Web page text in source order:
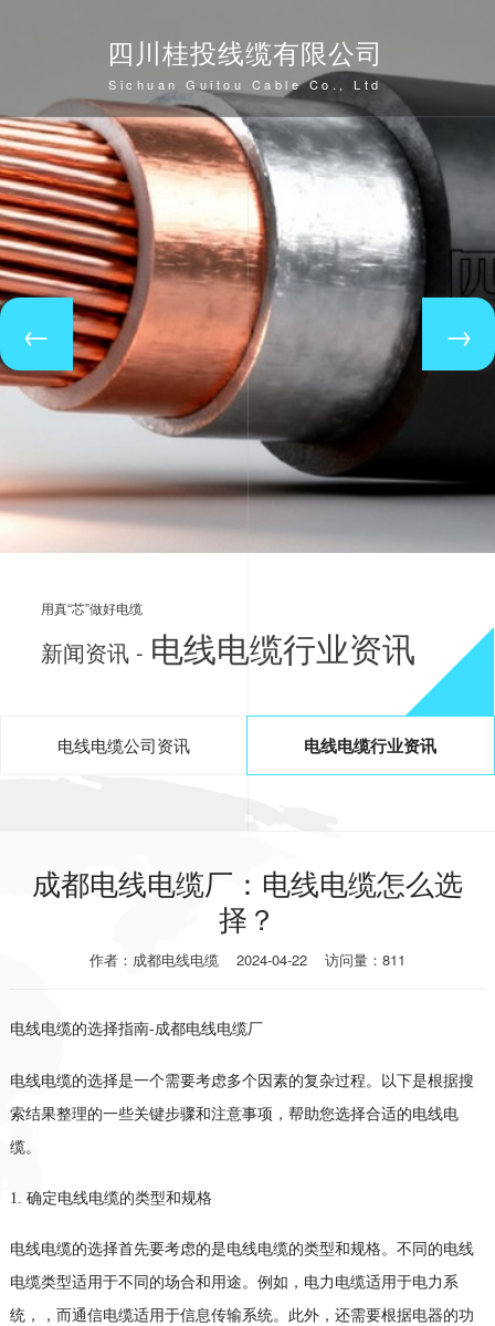
四川桂投线缆有限公司
Sichuan Guitou Cable Co., Ltd
用真“芯”做好电缆
新闻资讯 - 电线电缆行业资讯
电线电缆公司资讯 电线电缆行业资讯
成都电线电缆厂：电线电缆怎么选
择？
作者：成都电线电缆 2024-04-22 访问量：811
电线电缆的选择指南-成都电线电缆厂
电线电缆的选择是一个需要考虑多个因素的复杂过程。以下是根据搜
索结果整理的一些关键步骤和注意事项，帮助您选择合适的电线电
缆。
1. 确定电线电缆的类型和规格
电线电缆的选择首先要考虑的是电线电缆的类型和规格。不同的电线
电缆类型适用于不同的场合和用途。例如，电力电缆适用于电力系
统，
， 而通信电缆适用于信息传输系统。此外，还需要根据电器的功